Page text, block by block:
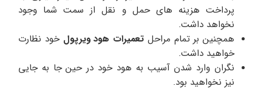
پرداخت هزینه های حمل و نقل از سمت شما وجود
نخواهد داشت.
همچنین بر تمام مراحل تعمیرات هود ویرپولخود نظارت
خواهید داشت.
نگران وارد شدن آسیب به هود خود در حین جا به جایی
نیز نخواهید بود.